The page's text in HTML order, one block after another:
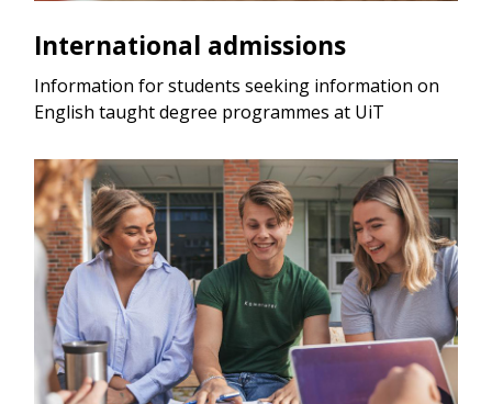
International admissions
Information for students seeking information on
English taught degree programmes at UiT